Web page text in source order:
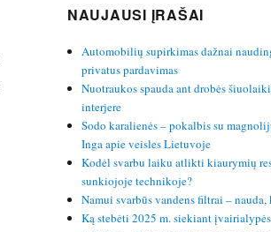
NAUJAUSI ĮRAŠAI
Automobilių supirkimas dažnai
privatus pardavimas
Nuotraukos spauda ant drobės
interjere
Sodo karalienės – pokalbis su
Inga apie veisles Lietuvoje
Kodėl svarbu laiku atlikti kiaurymių
sunkiojoje technikoje?
Namui svarbūs vandens filtrai –
Ką stebėti 2025 m. siekiant